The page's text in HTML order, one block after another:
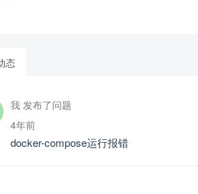
态
我 发布了问题
4年前
docker-compose运行报错